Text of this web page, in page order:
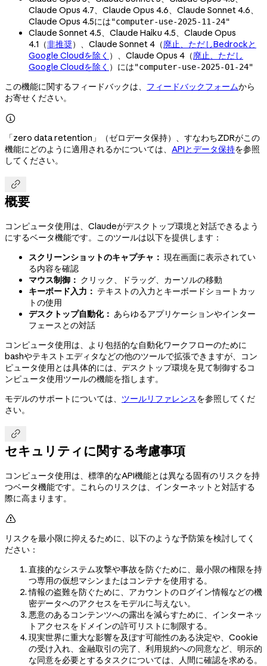
Claude Opus 4.7、Claude Opus 4.6、Claude Sonnet 4.6、
Claude Opus 4.5には"computer-use-2025-11-24"
Claude Sonnet 4.5、Claude Haiku 4.5、Claude Opus
4.1（非推奨）、Claude Sonnet 4（廃止、ただしBedrockと
Google Cloudを除く ）、Claude Opus 4（廃止、ただし
Google Cloudを除く ）には"computer-use-2025-01-24"
この機能に関するフィードバックは、 フィードバックフォームから
お寄せください。

「zero data retention」（ゼロデータ保持）、すなわちZDRがこの
機能にどのように適用されるかについては、 APIとデータ保持を参照
してください。

概要
コンピュータ使用は、Claudeがデスクトップ環境と対話できるよう
にするベータ機能です。このツールは以下を提供します：
スクリーンショットのキャプチャ： 現在画面に表示されてい
る内容を確認
マウス制御： クリック、ドラッグ、カーソルの移動
キーボード入力： テキストの入力とキーボードショートカッ
トの使用
デスクトップ自動化： あらゆるアプリケーションやインター
フェースとの対話
コンピュータ使用は、より包括的な自動化ワークフローのために
bashやテキストエディタなどの他のツールで拡張できますが、コン
ピュータ使用とは具体的には、デスクトップ環境を見て制御するコ
ンピュータ使用ツールの機能を指します。
モデルのサポートについては、 ツールリファレンスを参照してくだ
さい。

セキュリティに関する考慮事項
コンピュータ使用は、標準的なAPI機能とは異なる固有のリスクを持
つベータ機能です。これらのリスクは、インターネットと対話する
際に高まります。

リスクを最小限に抑えるために、以下のような予防策を検討してく
ださい：
直接的なシステム攻撃や事故を防ぐために、最小限の権限を持
つ専用の仮想マシンまたはコンテナを使用する。
情報の盗難を防ぐために、アカウントのログイン情報などの機
密データへのアクセスをモデルに与えない。
悪意のあるコンテンツへの露出を減らすために、インターネッ
トアクセスをドメインの許可リストに制限する。
現実世界に重大な影響を及ぼす可能性のある決定や、Cookie
の受け入れ、金融取引の完了、利用規約への同意など、明示的
な同意を必要とするタスクについては、人間に確認を求める。